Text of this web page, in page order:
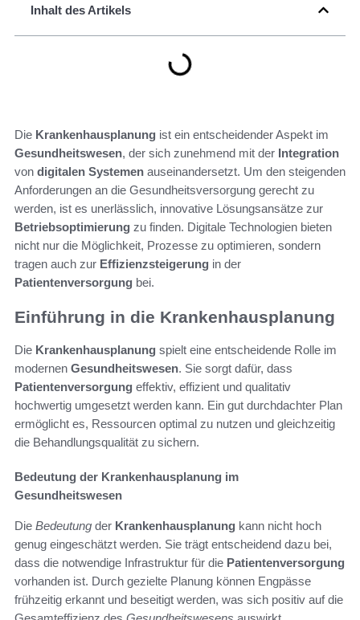
Inhalt des Artikels
Die Krankenhausplanung ist ein entscheidender Aspekt im
Gesundheitswesen, der sich zunehmend mit der Integration
von digitalen Systemen auseinandersetzt. Um den steigenden
Anforderungen an die Gesundheitsversorgung gerecht zu
werden, ist es unerlässlich, innovative Lösungsansätze zur
Betriebsoptimierung zu finden. Digitale Technologien bieten
nicht nur die Möglichkeit, Prozesse zu optimieren, sondern
tragen auch zur Effizienzsteigerung in der
Patientenversorgung bei.
Einführung in die Krankenhausplanung
Die Krankenhausplanung spielt eine entscheidende Rolle im
modernen Gesundheitswesen. Sie sorgt dafür, dass
Patientenversorgung effektiv, effizient und qualitativ
hochwertig umgesetzt werden kann. Ein gut durchdachter Plan
ermöglicht es, Ressourcen optimal zu nutzen und gleichzeitig
die Behandlungsqualität zu sichern.
Bedeutung der Krankenhausplanung im
Gesundheitswesen
Die Bedeutung der Krankenhausplanung kann nicht hoch
genug eingeschätzt werden. Sie trägt entscheidend dazu bei,
dass die notwendige Infrastruktur für die Patientenversorgung
vorhanden ist. Durch gezielte Planung können Engpässe
frühzeitig erkannt und beseitigt werden, was sich positiv auf die